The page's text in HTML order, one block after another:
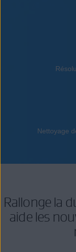
Nettoyage
Rallonge la
aide les